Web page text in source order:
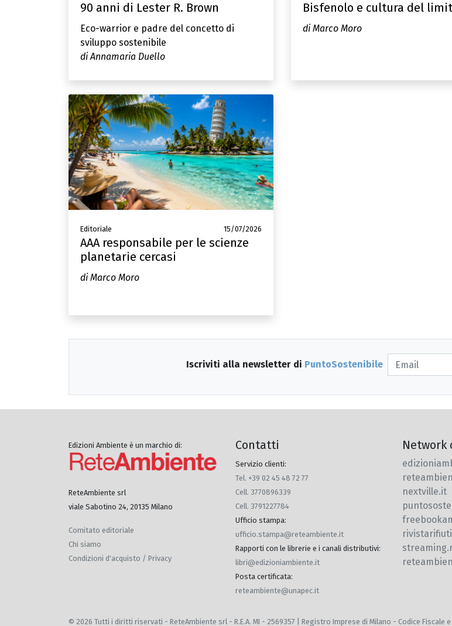
90 anni di Lester R. Brown
Eco-warrior e padre del concetto di
sviluppo sostenibile
di Annamaria Duello
Bisfenolo e cultura del
di Marco Moro
Editoriale 15/07/2026
AAA responsabile per le scienze
planetarie cercasi
di Marco Moro
Iscriviti alla newsletter di PuntoSostenibile
Edizioni Ambiente è un marchio di:
ReteAmbiente srl
viale Sabotino 24, 20135 Milano
Comitato editoriale
Chi siamo
Condizioni d'acquisto / Privacy
Contatti
Servizio clienti:
Tel. +39 02 45 48 72 77
Cell. 3770896339
Cell. 3791227784
Ufficio stampa:
ufficio.stampa@reteambiente.it
Rapporti con le librerie e i canali distributivi:
libri@edizioniambiente.it
Posta certificata:
reteambiente@unapec.it
Network
nextville.it
© 2026 Tutti i diritti riservati - ReteAmbiente srl - R.E.A. MI - 2569357 | Registro Imprese di Milano - Codice Fiscale e